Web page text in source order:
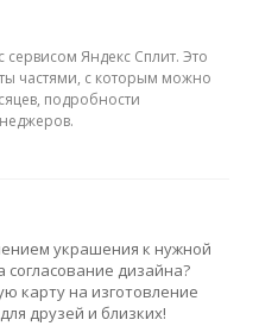
сервисом Яндекс Сплит. Это
частями, с которым можно
подробности
украшения к нужной
дизайна?
карту на изготовление
друзей и близких!